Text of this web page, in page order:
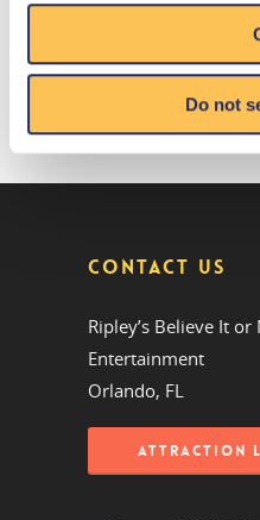
Do not
CONTACT US
Ripley’s Believe It
Entertainment
Orlando, FL
ATTRACTION